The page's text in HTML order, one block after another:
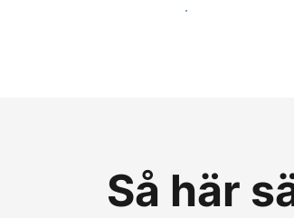
Nå nya gäster idag
Så här